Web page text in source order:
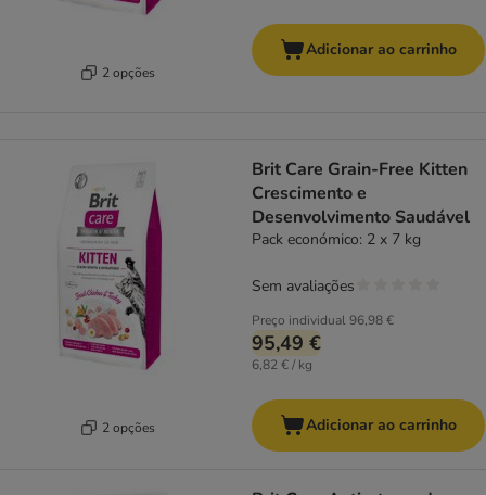
2 opções
Adicionar ao carrinho
2 opções
Brit Care Grain-Free Kitten
Crescimento e
Desenvolvimento Saudável
Pack económico: 2 x 7 kg
Preço individual96,98 €
95,49 €
6,82 € / kg
Sem avaliações
Adicionar ao carrinho